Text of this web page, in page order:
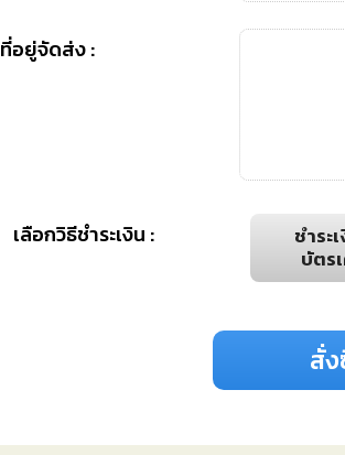
ที่อยู่จัดส่ง :
เลือกวิธีชำระเงิน :
ชำระ
บัตร
สั่